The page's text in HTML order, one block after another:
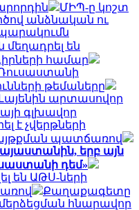
ՄԻՊ-ը կոշտ
անձնական ու
մեղադրել են
համար
Ռուսաստանի
թեմաները
արտասովոր
գլխավոր
է չվերթների
պատճառով
երբ այն
դեմ»
են ԱԹՍ-ների
Քաղաքագետը
հնարավոր